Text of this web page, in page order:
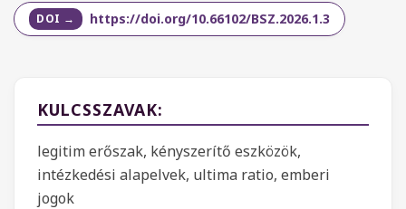
https://doi.org/10.66102/BSZ.2026.1.3
KULCSSZAVAK:
legitim erőszak, kényszerítő eszközök,
intézkedési alapelvek, ultima ratio, emberi
jogok